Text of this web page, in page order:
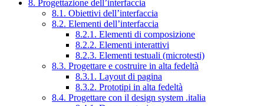
8. Progettazione dell’interfaccia
8.1. Obiettivi dell’interfaccia
8.2. Elementi dell’interfaccia
8.2.1. Elementi di composizione
8.2.2. Elementi interattivi
8.2.3. Elementi testuali (microtesti)
8.3. Progettare e costruire in alta fedeltà
8.3.1. Layout di pagina
8.3.2. Prototipi in alta fedeltà
8.4. Progettare con il design system .italia